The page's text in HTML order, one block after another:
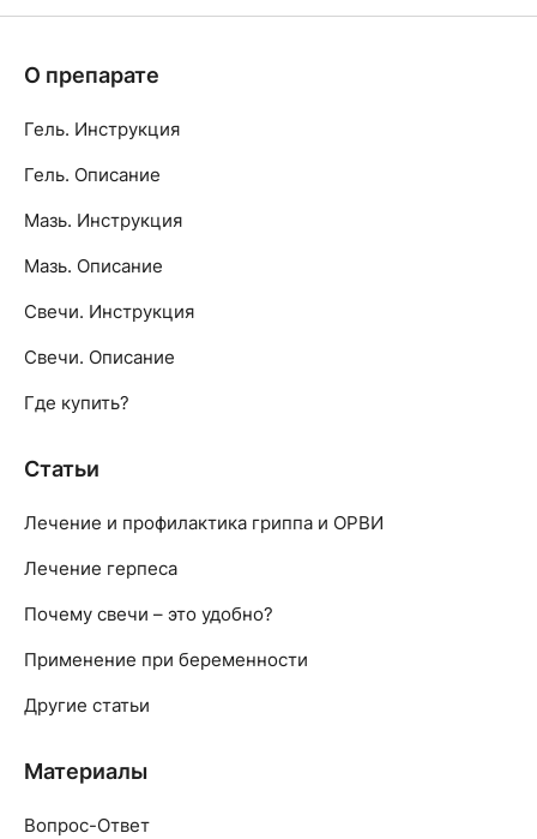
О препарате
Гель. Инструкция
Гель. Описание
Мазь. Инструкция
Мазь. Описание
Свечи. Инструкция
Свечи. Описание
Где купить?
Статьи
Лечение и профилактика гриппа и ОРВИ
Лечение герпеса
Почему свечи – это удобно?
Применение при беременности
Другие статьи
Материалы
Вопрос-Ответ